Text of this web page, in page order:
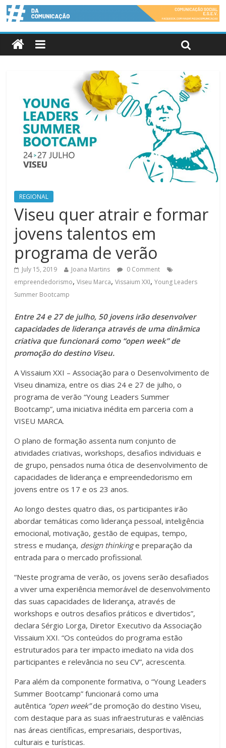
REGIONAL
Viseu quer atrair e formar
jovens talentos em
programa de verão
July 15, 2019 Joana Martins
0 Comment
empreendedorismo,Viseu Marca,Vissaium XXI,Young Leaders
Summer Bootcamp
Entre 24 e 27 de julho, 50 jovens irão desenvolver
capacidades de liderança através de uma dinâmica
criativa que funcionará como “open week” de
promoção do destino Viseu.
A Vissaium XXI – Associação para o Desenvolvimento de
Viseu dinamiza, entre os dias 24 e 27 de julho, o
programa de verão “Young Leaders Summer
Bootcamp”, uma iniciativa inédita em parceria com a
VISEU MARCA.
O plano de formação assenta num conjunto de
atividades criativas, workshops, desafios individuais e
de grupo, pensados numa ótica de desenvolvimento de
capacidades de liderança e empreendedorismo em
jovens entre os 17 e os 23 anos.
Ao longo destes quatro dias, os participantes irão
abordar temáticas como liderança pessoal, inteligência
emocional, motivação, gestão de equipas, tempo,
stress e mudança, design thinkinge preparação da
entrada para o mercado profissional.
“Neste programa de verão, os jovens serão desafiados
a viver uma experiência memorável de desenvolvimento
das suas capacidades de liderança, através de
workshops e outros desafios práticos e divertidos”,
declara Sérgio Lorga, Diretor Executivo da Associação
Vissaium XXI. “Os conteúdos do programa estão
estruturados para ter impacto imediato na vida dos
participantes e relevância no seu CV”, acrescenta.
Para além da componente formativa, o “Young Leaders
Summer Bootcamp” funcionará como uma
autêntica “open week”de promoção do destino Viseu,
com destaque para as suas infraestruturas e valências
nas áreas científicas, empresariais, desportivas,
culturais e turísticas.